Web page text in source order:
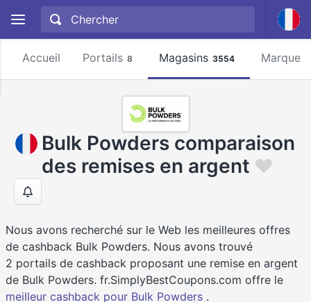
Accueil Portails 8 Magasins 3554 Marques
Bulk Powders comparaison
des remises en argent
Nous avons recherché sur le Web les meilleures offres
de cashback Bulk Powders. Nous avons trouvé
2 portails de cashback proposant une remise en argent
de Bulk Powders. fr.SimplyBestCoupons.com offre le
meilleur cashback pour Bulk Powders .